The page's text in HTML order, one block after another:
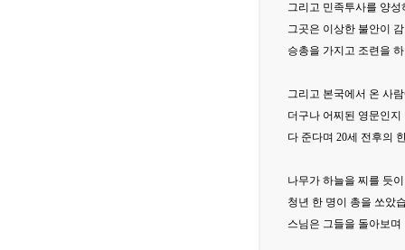
그리고 민족투사를 양
그곳은 이상한 불안이
승총을 가지고 조련을
그리고 본국에서 온 사
더구나 어찌된 영문인
다 준다며 20세 전후의
나무가 하늘을 찌를 듯
청년 한 명이 총을 쏘았
스님은 그들을 돌아보